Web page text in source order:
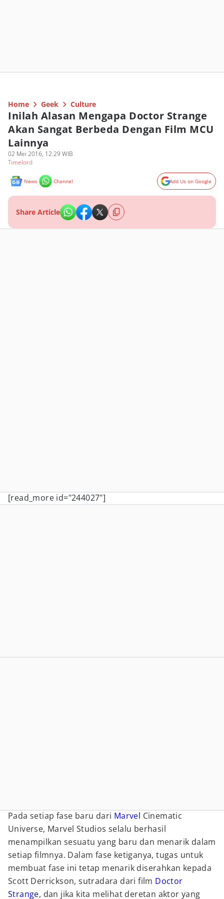
Home Geek Culture
Inilah Alasan Mengapa Doctor Strange
Akan Sangat Berbeda Dengan Film MCU
Lainnya
02 Mei 2016, 12:29 WIB
Timelord
News Channel Add Us on Google
Share Article
[read_more id="244027"]
Pada setiap fase baru dari Marvel Cinematic
Universe, Marvel Studios selalu berhasil
menampilkan sesuatu yang baru dan menarik dalam
setiap filmnya. Dalam fase ketiganya, tugas untuk
membuat fase ini tetap menarik diserahkan kepada
Scott Derrickson, sutradara dari film Doctor
Strange, dan jika kita melihat deretan aktor yang